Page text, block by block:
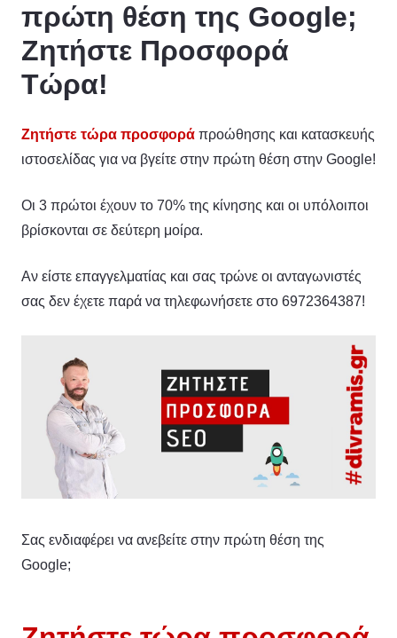
πρώτη θέση της Google;
Ζητήστε Προσφορά
Τώρα!
Ζητήστε τώρα προσφορά προώθησης και κατασκευής
ιστοσελίδας για να βγείτε στην πρώτη θέση στην Google!
Οι 3 πρώτοι έχουν το 70% της κίνησης και οι υπόλοιποι
βρίσκονται σε δεύτερη μοίρα.
Αν είστε επαγγελματίας και σας τρώνε οι ανταγωνιστές
σας δεν έχετε παρά να τηλεφωνήσετε στο 6972364387!
Σας ενδιαφέρει να ανεβείτε στην πρώτη θέση της
Google;